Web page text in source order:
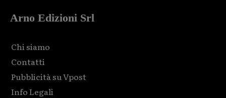
Arno Edizioni Srl
Chi siamo
Contatti
Pubblicità su Vpost
Info Legali